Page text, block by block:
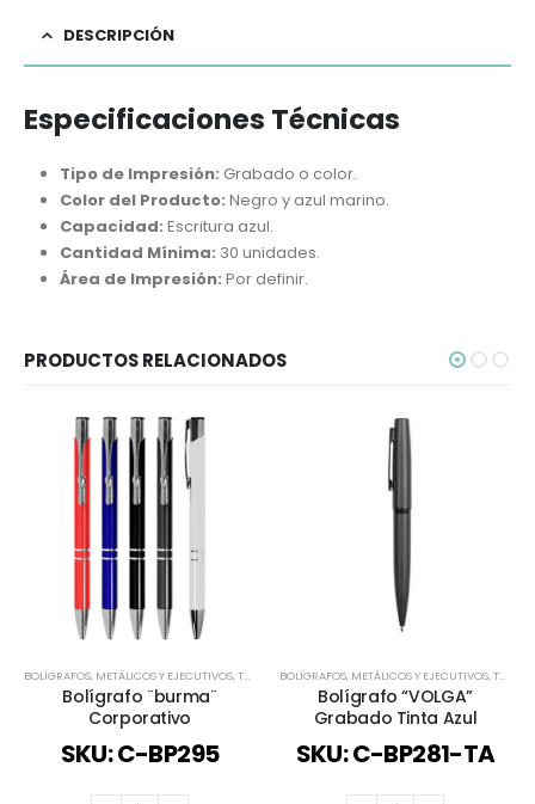
DESCRIPCIÓN
Especificaciones Técnicas
Tipo de Impresión: Grabado o color.
Color del Producto: Negro y azul marino.
Capacidad: Escritura azul.
Cantidad Mínima: 30 unidades.
Área de Impresión: Por definir.
PRODUCTOS RELACIONADOS
BOLÍGRAFOS, METÁLICOS Y EJECUTIVOS,TODOS
Bolígrafo ¨burma¨
Corporativo
SKU: C-BP295
BOLÍGRAFOS, METÁLICOS Y EJECUTIVOS,TODOS
Bolígrafo “VOLGA”
Grabado Tinta Azul
SKU: C-BP281-TA